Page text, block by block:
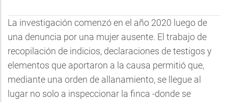
La investigación comenzó en el año 2020 luego de
una denuncia por una mujer ausente. El trabajo de
recopilación de indicios, declaraciones de testigos y
elementos que aportaron a la causa permitió que,
mediante una orden de allanamiento, se llegue al
lugar no solo a inspeccionar la finca -donde se